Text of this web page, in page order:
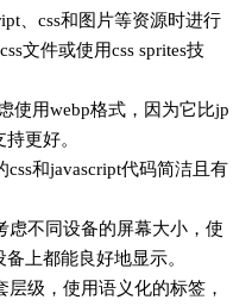
、css和图片等资源时进行
文件或使用css sprites技
使用webp格式，因为它比jp
更好。
css和javascript代码简洁且有
虑不同设备的屏幕大小，使
上都能良好地显示。
级，使用语义化的标签，